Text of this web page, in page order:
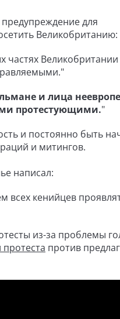
для
Великобританию:
частях Великобритании
и лица
протестующими."
и постоянно быть
и митингов.
написал:
всех кенийцев
из-за проблемы
против